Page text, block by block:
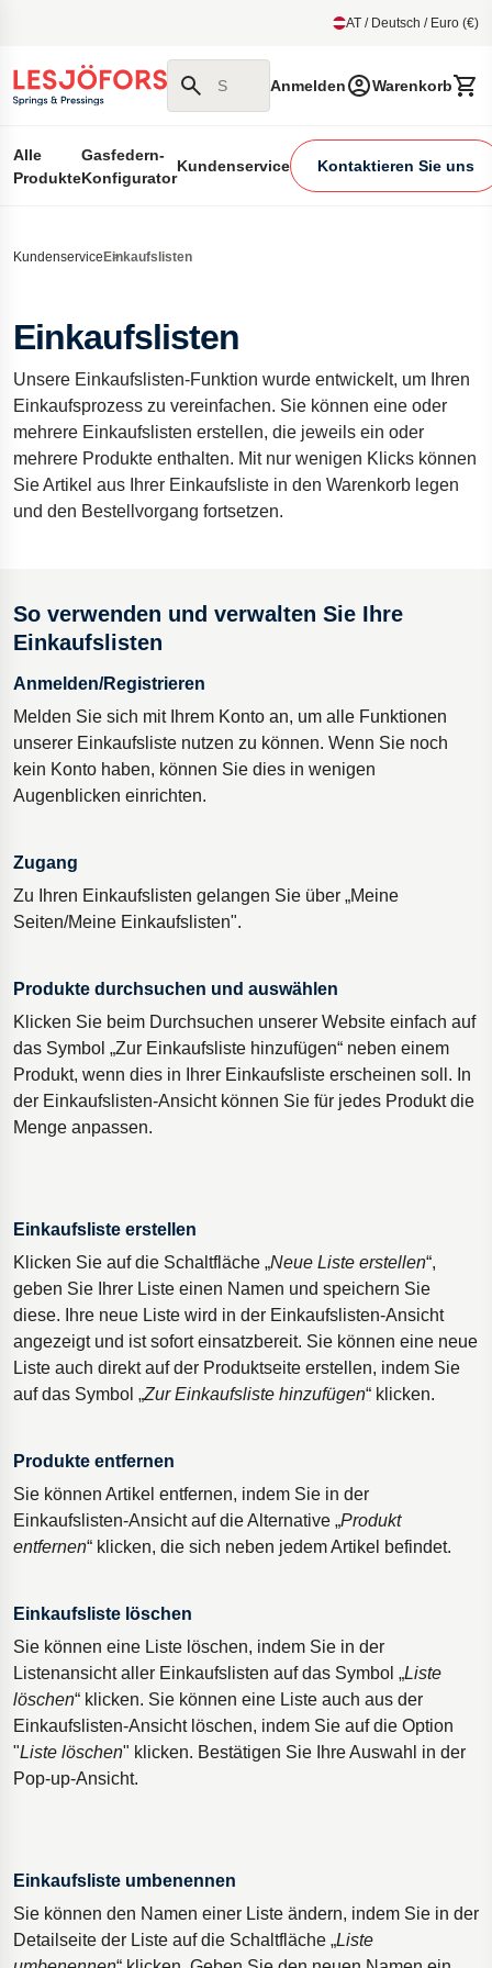
AT / Deutsch / Euro (€)
Suchen Sie auf unserer Website
Anmelden Warenkorb
Alle
Produkte
Gasfedern-
Konfigurator
Kundenservice Kontaktieren Sie uns
Kundenservice Einkaufslisten
Einkaufslisten
Unsere Einkaufslisten-Funktion wurde entwickelt, um Ihren
Einkaufsprozess zu vereinfachen. Sie können eine oder
mehrere Einkaufslisten erstellen, die jeweils ein oder
mehrere Produkte enthalten. Mit nur wenigen Klicks können
Sie Artikel aus Ihrer Einkaufsliste in den Warenkorb legen
und den Bestellvorgang fortsetzen.
So verwenden und verwalten Sie Ihre
Einkaufslisten
Anmelden/Registrieren
Melden Sie sich mit Ihrem Konto an, um alle Funktionen
unserer Einkaufsliste nutzen zu können. Wenn Sie noch
kein Konto haben, können Sie dies in wenigen
Augenblicken einrichten.
Zugang
Zu Ihren Einkaufslisten gelangen Sie über „Meine
Seiten/Meine Einkaufslisten".
Produkte durchsuchen und auswählen
Klicken Sie beim Durchsuchen unserer Website einfach auf
das Symbol „Zur Einkaufsliste hinzufügen“ neben einem
Produkt, wenn dies in Ihrer Einkaufsliste erscheinen soll. In
der Einkaufslisten-Ansicht können Sie für jedes Produkt die
Menge anpassen.
Einkaufsliste erstellen
Klicken Sie auf die Schaltfläche „Neue Liste erstellen“,
geben Sie Ihrer Liste einen Namen und speichern Sie
diese. Ihre neue Liste wird in der Einkaufslisten-Ansicht
angezeigt und ist sofort einsatzbereit. Sie können eine neue
Liste auch direkt auf der Produktseite erstellen, indem Sie
auf das Symbol „Zur Einkaufsliste hinzufügen“ klicken.
Produkte entfernen
Sie können Artikel entfernen, indem Sie in der
Einkaufslisten-Ansicht auf die Alternative „Produkt
entfernen“ klicken, die sich neben jedem Artikel befindet.
Einkaufsliste löschen
Sie können eine Liste löschen, indem Sie in der
Listenansicht aller Einkaufslisten auf das Symbol „Liste
löschen“ klicken. Sie können eine Liste auch aus der
Einkaufslisten-Ansicht löschen, indem Sie auf die Option
"Liste löschen" klicken. Bestätigen Sie Ihre Auswahl in der
Pop-up-Ansicht.
Einkaufsliste umbenennen
Sie können den Namen einer Liste ändern, indem Sie in der
Detailseite der Liste auf die Schaltfläche „Liste